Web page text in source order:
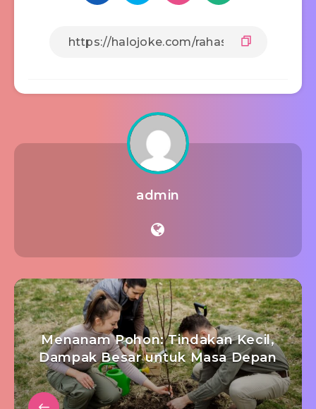
admin
Menanam Pohon: Tindakan Kecil,
Dampak Besar untuk Masa Depan